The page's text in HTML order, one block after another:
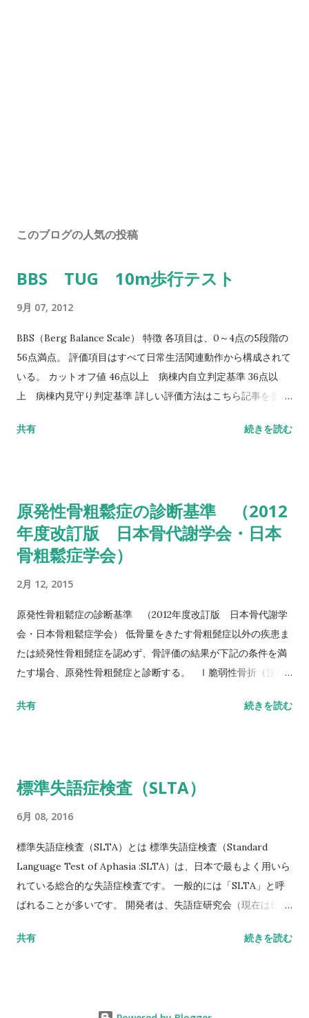
このブログの人気の投稿
BBS TUG 10m歩行テスト
9月 07, 2012
BBS（Berg Balance Scale） 特徴 各項目は、0～4点の5段階の
56点満点。 評価項目はすべて日常生活関連動作から構成されて
いる。 カットオフ値 46点以上 病棟内自立判定基準 36点以
上 病棟内見守り判定基準 詳しい評価方法はこちら記事を参照
TUG（Timed Up to Go）テスト 方法 肘掛つきの椅子から立
詳しい評価方法はこちら記事を参照して下さい↓ タイムアップ
アンドゴーテスト TUG:Timed Up & Go Test 10m歩行テスト
方法 助走路（各3m）を含めた約16m（直線歩行路）を歩行し、
測する。 カットオフ 24.6秒：屋内歩行 11.6秒：屋外歩行 詳し
い評価方法はこちら記事を参照して下さい↓ 10メートル歩行テ
スト(10MWT)
共有 続きを読む
原発性骨粗鬆症の診断基準 （2012
年度改訂版 日本骨代謝学会・日本
骨粗鬆症学会）
2月 12, 2015
原発性骨粗鬆症の診断基準 （2012年度改訂版 日本骨代謝学
会・日本骨粗鬆症学会） 低骨量をきたす骨粗髭症以外の疾患ま
たは続発性骨粗髭症を認めず、骨評価の結果が下記の条件を満
たす場合、原発性骨粗髭症と診断する。 Ⅰ脆弱性骨折（注1）
の脆弱性骨折（注3）があり、骨密度（注4）がYAMの80％未満
性骨折、軽微な外力とは、立った姿勢からの転倒か、それ以下
を確認することが望ましい。 注3 そのほかの脆弱性骨折：軽微
な外力によって発生した非外傷性骨折で、骨折部位は肋骨、骨
盤（恥骨、坐骨、仙骨を含む）上腕骨近位部、焼骨遠位端、下
腿骨。 注4 骨密度は原則として腰椎または大腿骨近位部骨密度
SD値を採用することとする。 腰椎においてはL1～L4またはL2
共有 続きを読む
標準失語症検査（SLTA）
6月 08, 2016
標準失語症検査（SLTA）とは 標準失語症検査（Standard
Language Test of Aphasia :SLTA）は、日本で最もよく用いら
れている総合的な失語症検査です。 一般的には「SLTA」と呼
ばれることが多いです。 開発者は、失語症研究会（現在は日本
れ、最終試案は失語症者200人・非失語症者150人のデータをも
共有 続きを読む